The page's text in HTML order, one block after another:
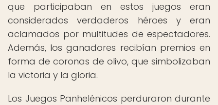
que participaban en estos juegos eran
considerados verdaderos héroes y eran
aclamados por multitudes de espectadores.
Además, los ganadores recibían premios en
forma de coronas de olivo, que simbolizaban
la victoria y la gloria.
Los Juegos Panhelénicos perduraron durante